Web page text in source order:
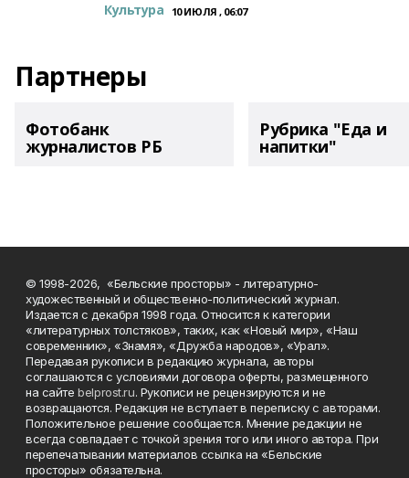
Культура 10 ИЮЛЯ , 06:07
Партнеры
Фотобанк
журналистов РБ
Рубрика "Еда и
напитки"
© 1998-2026, «Бельские просторы» - литературно-
художественный и общественно-политический журнал.
Издается с декабря 1998 года. Относится к категории
«литературных толстяков», таких, как «Новый мир», «Наш
современник», «Знамя», «Дружба народов», «Урал».
Передавая рукописи в редакцию журнала, авторы
соглашаются с условиями договора оферты, размещенного
на сайтеbelprost.ru. Рукописи не рецензируются и не
возвращаются. Редакция не вступает в переписку с авторами.
Положительное решение сообщается. Мнение редакции не
всегда совпадает с точкой зрения того или иного автора. При
перепечатывании материалов ссылка на «Бельские
просторы» обязательна.